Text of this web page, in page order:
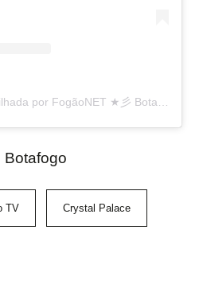
Uma publicação compartilhada por FogãoNET ★彡 Botafogo FR 👨🏽‍💻🔥 (@fogaonet)
Botafogo
TV Crystal Palace